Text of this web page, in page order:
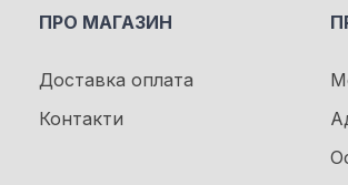
ПРО МАГАЗИН
Доставка оплата
Контакти